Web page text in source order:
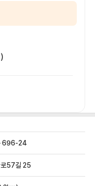
696-24
로57길 25